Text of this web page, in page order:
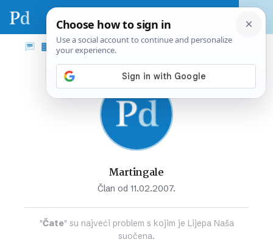
Martingale
Član od 11.02.2007.
"Čate" su najveći problem s kojim je Lijepa Naša
suočena.